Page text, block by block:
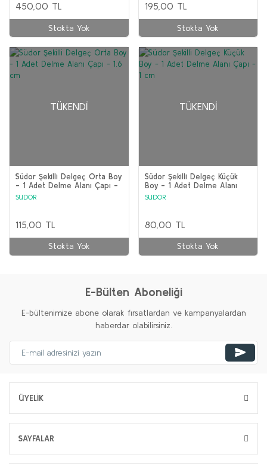
450,00 TL
Stokta Yok
195,00 TL
Stokta Yok
TÜKENDI
Südor Şekilli Delgeç Orta Boy
- 1 Adet Delme Alanı Çapı -
1.6 cm
SUDOR
115,00 TL
Stokta Yok
TÜKENDI
Südor Şekilli Delgeç Küçük
Boy - 1 Adet Delme Alanı
Çapı - 1 cm
SUDOR
80,00 TL
Stokta Yok
E-Bülten Aboneliği
E-bültenimize abone olarak fırsatlardan ve kampanyalardan
haberdar olabilirsiniz.
ÜYELİK
SAYFALAR